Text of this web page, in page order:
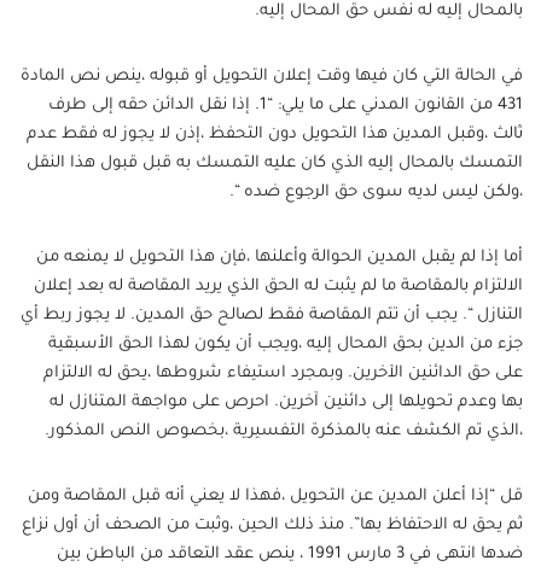
بالمحال إليه له نفس حق المحال إليه.
في الحالة التي كان فيها وقت إعلان التحويل أو قبوله ،ينص نص المادة
431 من القانون المدني على ما يلي: “1. إذا نقل الدائن حقه إلى طرف
ثالث ،وقبل المدين هذا التحويل دون التحفظ ،إذن لا يجوز له فقط عدم
التمسك بالمحال إليه الذي كان عليه التمسك به قبل قبول هذا النقل
،ولكن ليس لديه سوى حق الرجوع ضده “.
أما إذا لم يقبل المدين الحوالة وأعلنها ،فإن هذا التحويل لا يمنعه من
الالتزام بالمقاصة ما لم يثبت له الحق الذي يريد المقاصة له بعد إعلان
التنازل “. يجب أن تتم المقاصة فقط لصالح حق المدين. لا يجوز ربط أي
جزء من الدين بحق المحال إليه ،ويجب أن يكون لهذا الحق الأسبقية
على حق الدائنين الآخرين. وبمجرد استيفاء شروطها ،يحق له الالتزام
بها وعدم تحويلها إلى دائنين آخرين. احرص على مواجهة المتنازل له
،الذي تم الكشف عنه بالمذكرة التفسيرية ،بخصوص النص المذكور.
قل “إذا أعلن المدين عن التحويل ،فهذا لا يعني أنه قبل المقاصة ومن
ثم يحق له الاحتفاظ بها”. منذ ذلك الحين ،وثبت من الصحف أن أول نزاع
ضدها انتهى في 3 مارس 1991 ، ينص عقد التعاقد من الباطن بين